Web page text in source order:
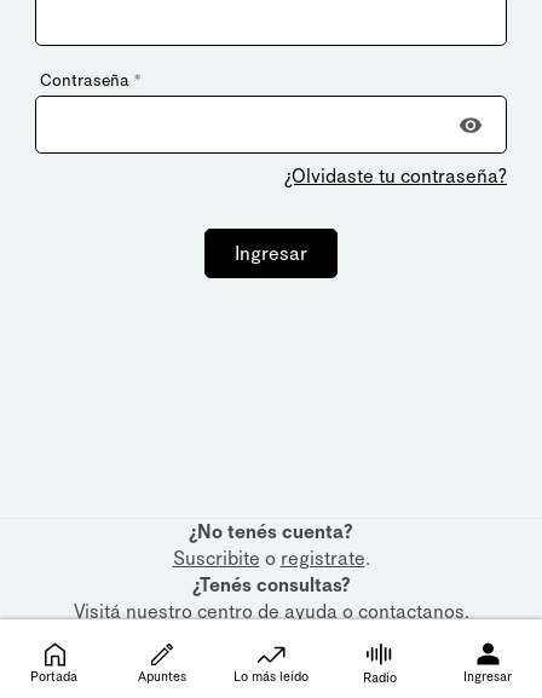
Contraseña *
¿Olvidaste tu contraseña?
Ingresar
¿No tenés cuenta?
Suscribite o registrate.
¿Tenés consultas?
Visitá nuestrocentro de ayudaocontactanos.
Portada Apuntes Lo más leído Radio Ingresar